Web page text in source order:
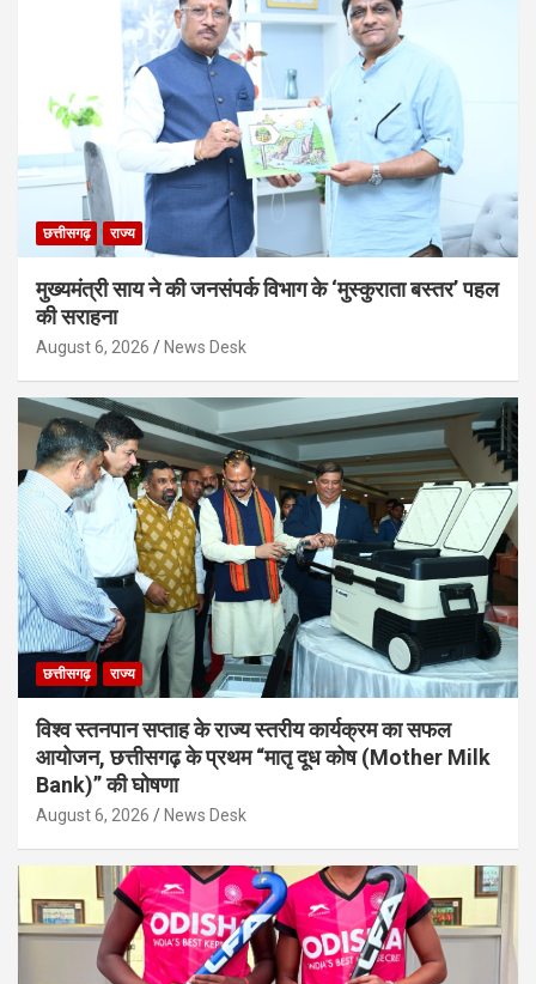
छत्तीसगढ़ राज्य
मुख्यमंत्री साय ने की जनसंपर्क विभाग के ‘मुस्कुराता बस्तर’ पहल
की सराहना
August 6, 2026 News Desk
छत्तीसगढ़ राज्य
विश्व स्तनपान सप्ताह के राज्य स्तरीय कार्यक्रम का सफल
आयोजन, छत्तीसगढ़ के प्रथम “मातृ दूध कोष (Mother Milk
Bank)” की घोषणा
August 6, 2026 News Desk